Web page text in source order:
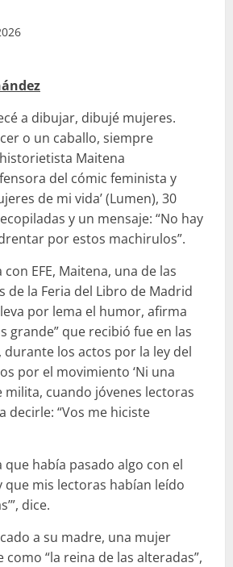
a dibujar, dibujé mujeres.
o un caballo, siempre
Maitena
del cómic feminista y
de mi vida’ (Lumen), 30
y un mensaje: “No hay
por estos machirulos”.
EFE, Maitena, una de las
de la Feria del Libro de Madrid
por lema el humor, afirma
grande” que recibió fue en las
durante los actos por la ley del
por el movimiento ‘Ni una
milita, cuando jóvenes lectoras
decirle: “Vos me hiciste
que había pasado algo con el
que mis lectoras habían leído
dice.
a su madre, una mujer
como “la reina de las alteradas”,